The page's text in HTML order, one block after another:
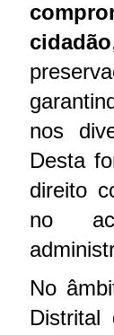
cidadão
nos
Desta
direito
no
No
Distrital